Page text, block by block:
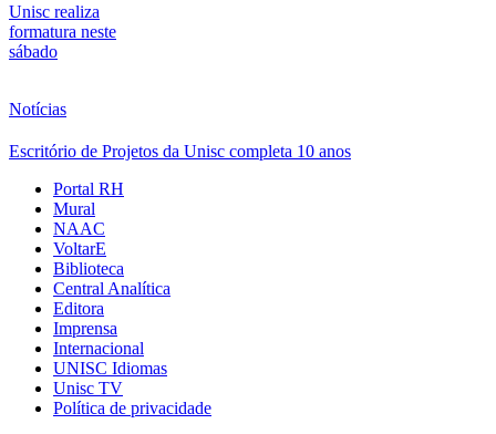
Unisc realiza
formatura neste
sábado
Notícias
Escritório de Projetos da Unisc completa 10 anos
Portal RH
Mural
NAAC
VoltarE
Biblioteca
Central Analítica
Editora
Imprensa
Internacional
UNISC Idiomas
Unisc TV
Política de privacidade